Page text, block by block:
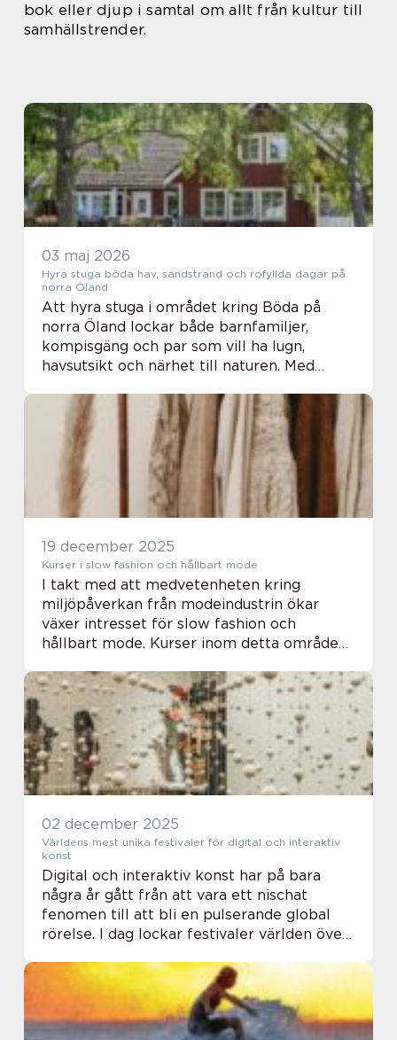
bok eller djup i samtal om allt från kultur till
samhällstrender.
03 maj 2026
Hyra stuga böda hav, sandstrand och rofyllda dagar på
norra Öland
Att hyra stuga i området kring Böda på
norra Öland lockar både barnfamiljer,
kompisgäng och par som vill ha lugn,
havsutsikt och närhet till naturen. Med
gott om utflyktsmål blir veckan snabbt
fylld av både ...
19 december 2025
Kurser i slow fashion och hållbart mode
I takt med att medvetenheten kring
miljöpåverkan från modeindustrin ökar
växer intresset för slow fashion och
hållbart mode. Kurser inom detta område
modeentusiaste...
02 december 2025
Världens mest unika festivaler för digital och interaktiv
konst
Digital och interaktiv konst har på bara
några år gått från att vara ett nischat
fenomen till att bli en pulserande global
rörelse. I dag lockar festivaler världen över